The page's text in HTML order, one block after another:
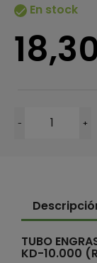
 En stock
- +
TUBO
KD-10.000